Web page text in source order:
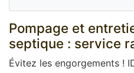
Pompage et
septique : service
Évitez les engorgements !